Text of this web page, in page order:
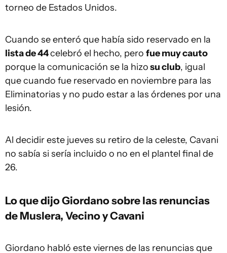
torneo de Estados Unidos.
Cuando se enteró que había sido reservado en la
lista de 44celebró el hecho, pero fue muy cauto
porque la comunicación se la hizosu club, igual
que cuando fue reservado en noviembre para las
Eliminatorias y no pudo estar a las órdenes por una
lesión.
Al decidir este jueves su retiro de la celeste, Cavani
no sabía si sería incluido o no en el plantel final de
26.
Lo que dijo Giordano sobre las renuncias
de Muslera, Vecino y Cavani
Giordano habló este viernes de las renuncias que